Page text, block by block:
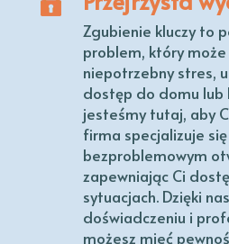
Zgubienie kluczy to
problem, który może
niepotrzebny stres,
dostęp do domu lub
jesteśmy tutaj, aby
firma specjalizuje
bezproblemowym
zapewniając Ci
sytuacjach. Dzięki
doświadczeniu i
możesz mieć